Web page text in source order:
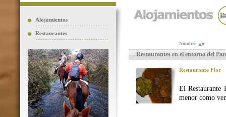
Alojamientos
Restaurantes
Nombre
Restaurantes en el entorno del
Restaurante Flor
El Restaurante
menor como